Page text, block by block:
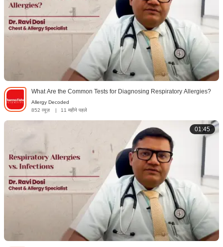
What Are the Common Tests for Diagnosing Respiratory Allergies?
Allergy Decoded
852 व्यूज़
| 11 महीने पहले
01:45